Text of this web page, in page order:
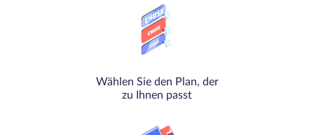
Wählen Sie den Plan, der
zu Ihnen passt